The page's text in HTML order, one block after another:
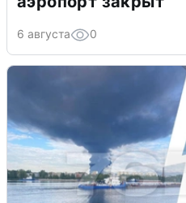
6 августа 0